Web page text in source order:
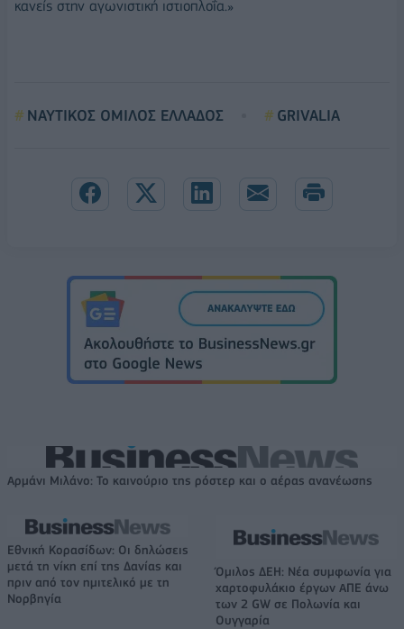
κανείς στην αγωνιστική ιστιοπλοΐα.»
ΝΑΥΤΙΚΟΣ ΟΜΙΛΟΣ ΕΛΛΑΔΟΣ GRIVALIA
Αρμάνι Μιλάνο: Το καινούριο της ρόστερ και ο αέρας ανανέωσης
Εθνική Κορασίδων: Οι δηλώσεις
μετά τη νίκη επί της Δανίας και
πριν από τον ημιτελικό με τη
Νορβηγία
Όμιλος ΔΕΗ: Νέα συμφωνία για
χαρτοφυλάκιο έργων ΑΠΕ άνω
των 2 GW σε Πολωνία και
Ουγγαρία